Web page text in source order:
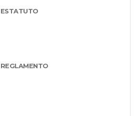
ESTATUTO
REGLAMENTO